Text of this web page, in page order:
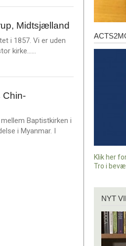
Midtsjælland
i 1857. Vi er uden
kirke……
Chin-
Baptistkirken i
i Myanmar. I
Klik her
Tro i
NYT